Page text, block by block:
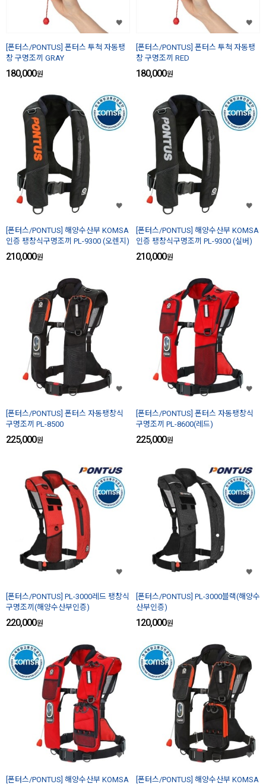
[폰터스/PONTUS] 폰터스 투척 자동팽
창 구명조끼 GRAY
180,000원
[폰터스/PONTUS] 폰터스 투척 자동팽
창 구명조끼 RED
180,000원
[폰터스/PONTUS] 해양수산부 KOMSA
인증 팽창식구명조끼 PL-9300 (오렌지)
210,000원
[폰터스/PONTUS] 해양수산부 KOMSA
인증 팽창식구명조끼 PL-9300 (실버)
210,000원
[폰터스/PONTUS] 폰터스 자동팽창식
구명조끼 PL-8500
225,000원
[폰터스/PONTUS] 폰터스 자동팽창식
구명조끼 PL-8600(레드)
225,000원
[폰터스/PONTUS] PL-3000레드 팽창식
구명조끼(해양수산부인증)
220,000원
[폰터스/PONTUS] PL-3000블랙(해양수
산부인증)
120,000원
[폰터스/PONTUS] 해양수산부 KOMSA
[폰터스/PONTUS] 해양수산부 KOMSA